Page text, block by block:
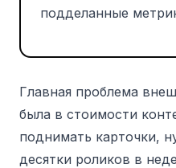
подделанные
Главная проблема
была в стоимости
поднимать карточки,
десятки роликов в